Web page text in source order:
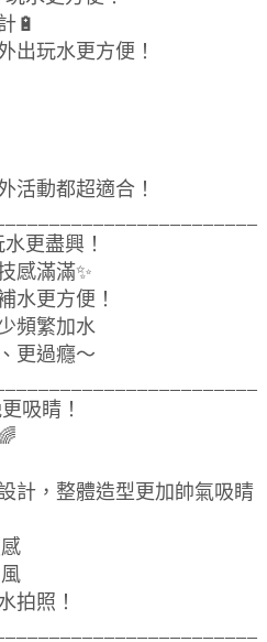
🔋
出玩水更方便！
活動都超適合！
更盡興！
感滿滿✨
水更方便！
頻繁加水
更過癮～
吸睛！
計，整體造型更加帥氣吸睛
拍照！